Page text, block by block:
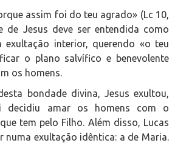
assim foi do teu agrado» (Lc 10,
de Jesus deve ser entendida como
exultação interior, querendo «o teu
o plano salvífico e benevolente
os homens.
bondade divina, Jesus exultou,
decidiu amar os homens com o
tem pelo Filho. Além disso, Lucas
numa exultação idêntica: a de Maria.